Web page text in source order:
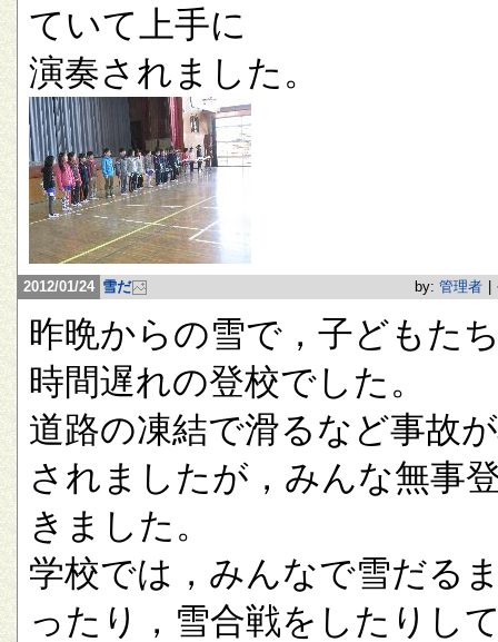
ていて上手に
演奏されました。
2012/01/24 雪だ by: 管理者
昨晩からの雪で，子どもた
時間遅れの登校でした。
道路の凍結で滑るなど事故
されましたが，みんな無事
きました。
学校では，みんなで雪だる
ったり，雪合戦をしたりし